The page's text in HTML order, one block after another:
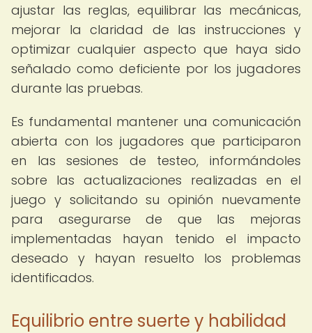
ajustar las reglas, equilibrar las mecánicas,
mejorar la claridad de las instrucciones y
optimizar cualquier aspecto que haya sido
señalado como deficiente por los jugadores
durante las pruebas.
Es fundamental mantener una comunicación
abierta con los jugadores que participaron
en las sesiones de testeo, informándoles
sobre las actualizaciones realizadas en el
juego y solicitando su opinión nuevamente
para asegurarse de que las mejoras
implementadas hayan tenido el impacto
deseado y hayan resuelto los problemas
identificados.
Equilibrio entre suerte y habilidad